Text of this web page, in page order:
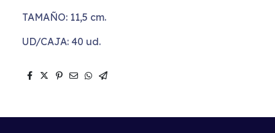
TAMAÑO: 11,5 cm.
UD/CAJA: 40 ud.